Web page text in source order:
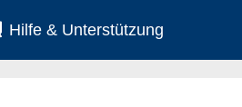
Hilfe & Unterstützung